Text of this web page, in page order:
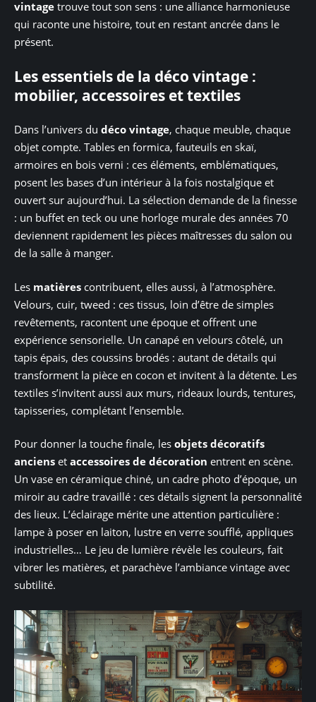
vintage trouve tout son sens : une alliance harmonieuse
qui raconte une histoire, tout en restant ancrée dans le
présent.
Les essentiels de la déco vintage :
mobilier, accessoires et textiles
Dans l’univers du déco vintage, chaque meuble, chaque
objet compte. Tables en formica, fauteuils en skaï,
armoires en bois verni : ces éléments, emblématiques,
posent les bases d’un intérieur à la fois nostalgique et
ouvert sur aujourd’hui. La sélection demande de la finesse
: un buffet en teck ou une horloge murale des années 70
deviennent rapidement les pièces maîtresses du salon ou
de la salle à manger.
Les matières contribuent, elles aussi, à l’atmosphère.
Velours, cuir, tweed : ces tissus, loin d’être de simples
revêtements, racontent une époque et offrent une
expérience sensorielle. Un canapé en velours côtelé, un
tapis épais, des coussins brodés : autant de détails qui
transforment la pièce en cocon et invitent à la détente. Les
textiles s’invitent aussi aux murs, rideaux lourds, tentures,
tapisseries, complétant l’ensemble.
Pour donner la touche finale, les objets décoratifs
anciens et accessoires de décoration entrent en scène.
Un vase en céramique chiné, un cadre photo d’époque, un
miroir au cadre travaillé : ces détails signent la personnalité
des lieux. L’éclairage mérite une attention particulière :
lampe à poser en laiton, lustre en verre soufflé, appliques
industrielles… Le jeu de lumière révèle les couleurs, fait
vibrer les matières, et parachève l’ambiance vintage avec
subtilité.